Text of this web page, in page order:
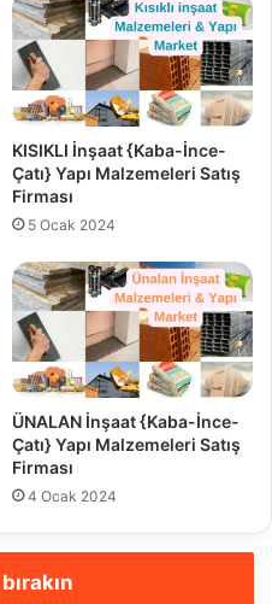
KISIKLI İnşaat {Kaba-İnce-
Çatı} Yapı Malzemeleri Satış
Firması
5 Ocak 2024
ÜNALAN İnşaat {Kaba-İnce-
Çatı} Yapı Malzemeleri Satış
Firması
4 Ocak 2024